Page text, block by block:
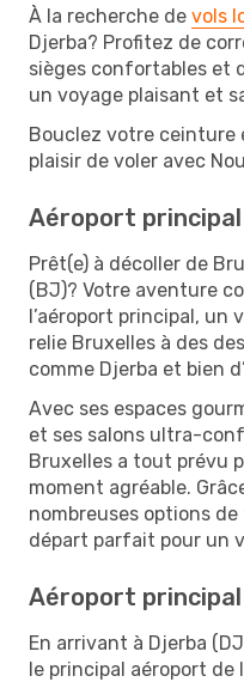
À la recherche de vols
Djerba? Profitez de
sièges confortables et
un voyage plaisant et
Bouclez votre ceinture
plaisir de voler avec
Aéroport
Prêt(e) à décoller de
(BJ)? Votre aventure
l’aéroport principal, un
relie Bruxelles à des
comme Djerba et bien
Avec ses espaces
et ses salons ultra-
Bruxelles a tout prévu
moment agréable.
nombreuses options
départ parfait pour un
Aéroport
En arrivant à Djerba
le principal aéroport de